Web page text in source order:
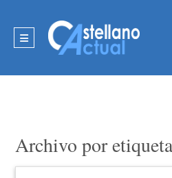
Archivo por